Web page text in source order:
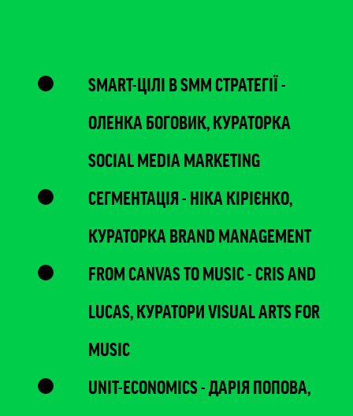
SMART-ЦІЛІ В SMM СТРАТЕГІЇ -
ОЛЕНКА БОГОВИК, КУРАТОРКА
SOCIAL MEDIA MARKETING
СЕГМЕНТАЦІЯ - НІКА КІРІЄНКО,
КУРАТОРКА BRAND MANAGEMENT
FROM CANVAS TO MUSIC - CRIS AND
LUCAS, КУРАТОРИ VISUAL ARTS FOR
MUSIC
UNIT-ECONOMICS - ДАРІЯ ПОПОВА,